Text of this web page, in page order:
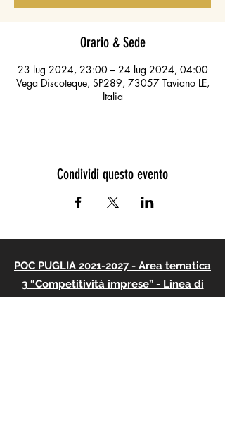
Orario & Sede
23 lug 2024, 23:00 – 24 lug 2024, 04:00
Vega Discoteque, SP289, 73057 Taviano LE,
Italia
Condividi questo evento
POC PUGLIA 2021-2027 - Area tematica
3 “Competitività imprese” - Linea di